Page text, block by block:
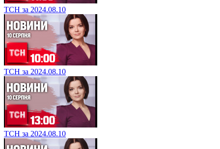
ТСН за 2024.08.10
ТСН за 2024.08.10
ТСН за 2024.08.10